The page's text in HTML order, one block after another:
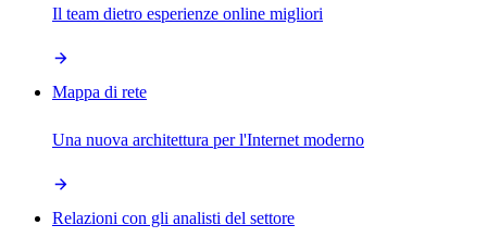
Il team dietro esperienze online migliori
Mappa di rete
Una nuova architettura per l'Internet moderno
Relazioni con gli analisti del settore